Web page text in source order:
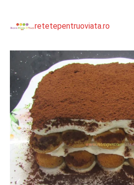
retetepentruoviata.ro